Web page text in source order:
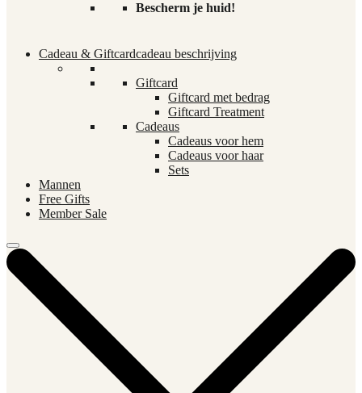
Bescherm je huid!
Cadeau & Giftcardcadeau beschrijving
Giftcard
Giftcard met bedrag
Giftcard Treatment
Cadeaus
Cadeaus voor hem
Cadeaus voor haar
Sets
Mannen
Free Gifts
Member Sale